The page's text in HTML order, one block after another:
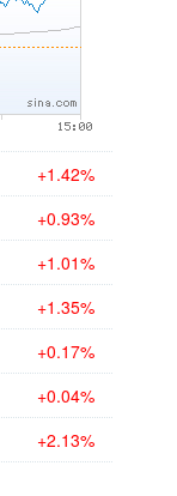
+1.42%
+0.93%
+1.01%
+1.35%
+0.17%
+0.04%
+2.13%